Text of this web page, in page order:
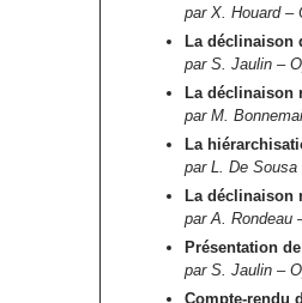
par X. Houard –
La déclinaison
par S. Jaulin –
La déclinaison
par M.
La
par L. De Sousa
La déclinaison
par A. Rondeau
Présentation
par S. Jaulin –
Compte-rendu